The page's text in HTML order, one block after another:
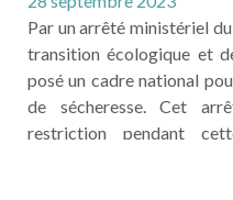
Par un arrêté ministériel
transition écologique et
posé un cadre national
de sécheresse. Cet
restriction pendant
installations
l’environnement (ICPE)